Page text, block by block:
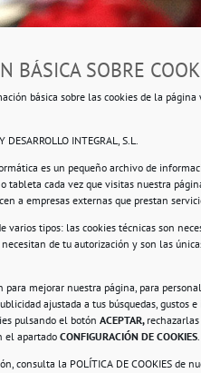
BÁSICA SOBRE
básica sobre las cookies de la página
DESARROLLO INTEGRAL, S.L.
es un pequeño archivo de
o tableta cada vez que visitas nuestra
a empresas externas que prestan
varios tipos: las cookies técnicas son
de tu autorización y son las
para mejorar nuestra página, para
ajustada a tus búsquedas, gustos
pulsando el botón ACEPTAR,
el apartadoCONFIGURACIÓN DE COOKIES.
consulta la POLÍTICA DE COOKIES de